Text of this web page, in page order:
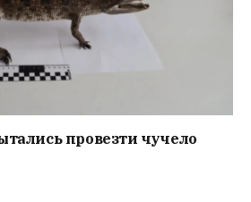
провезти чучело